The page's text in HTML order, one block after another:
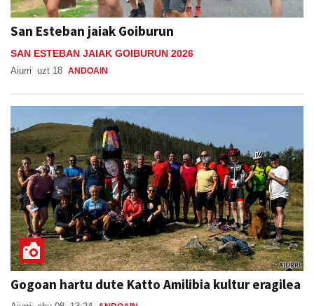
San Esteban jaiak Goiburun
SAN ESTEBAN JAIAK GOIBURUN 2026
Aiurri uzt 18 ANDOAIN
Gogoan hartu dute Katto Amilibia kultur eragilea